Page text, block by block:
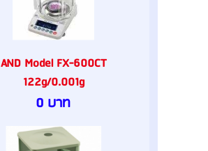
AND Model FX-600CT
122g/0.001g
0 บาท